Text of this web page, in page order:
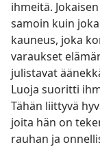
ihmeitä.
samoin kuin
kauneus, joka
varaukset
julistavat
Luoja suoritti
Tähän liittyvä
joita hän on
rauhan ja